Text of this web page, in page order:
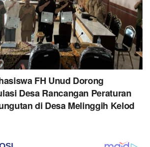
FH Unud Dorong
Desa Rancangan Peraturan
di Desa Melinggih Kelod